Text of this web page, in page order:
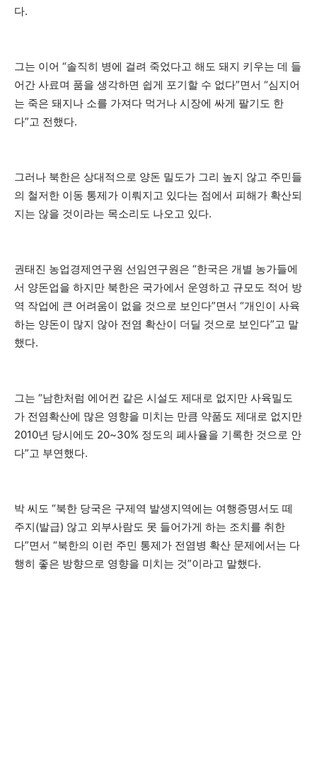
다.
그는 이어 “솔직히 병에 걸려 죽었다고 해도 돼지 키우는 데 들
어간 사료며 품을 생각하면 쉽게 포기할 수 없다”면서 “심지어
는 죽은 돼지나 소를 가져다 먹거나 시장에 싸게 팔기도 한
다”고 전했다.
그러나 북한은 상대적으로 양돈 밀도가 그리 높지 않고 주민들
의 철저한 이동 통제가 이뤄지고 있다는 점에서 피해가 확산되
지는 않을 것이라는 목소리도 나오고 있다.
권태진 농업경제연구원 선임연구원은 “한국은 개별 농가들에
서 양돈업을 하지만 북한은 국가에서 운영하고 규모도 적어 방
역 작업에 큰 어려움이 없을 것으로 보인다”면서 “개인이 사육
하는 양돈이 많지 않아 전염 확산이 더딜 것으로 보인다”고 말
했다.
그는 “남한처럼 에어컨 같은 시설도 제대로 없지만 사육밀도
가 전염확산에 많은 영향을 미치는 만큼 약품도 제대로 없지만
2010년 당시에도 20~30% 정도의 폐사율을 기록한 것으로 안
다”고 부연했다.
박 씨도 “북한 당국은 구제역 발생지역에는 여행증명서도 떼
주지(발급) 않고 외부사람도 못 들어가게 하는 조치를 취한
다”면서 “북한의 이런 주민 통제가 전염병 확산 문제에서는 다
행히 좋은 방향으로 영향을 미치는 것”이라고 말했다.